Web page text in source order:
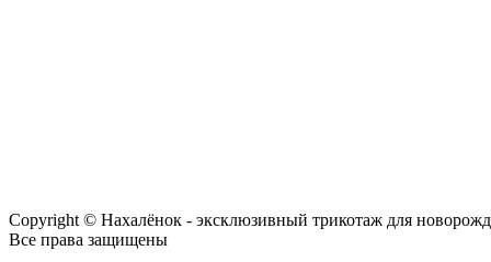
Copyright © Нахалёнок - эксклюзивный трикотаж для
Все права защищены